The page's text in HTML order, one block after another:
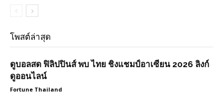
โพสต์ล่าสุด
ดูบอลสด ฟิลิปปินส์ พบ ไทย ชิงแชมป์อาเซียน 2026 ลิงก์
ดูออนไลน์
Fortune Thailand